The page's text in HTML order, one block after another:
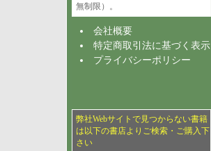
無制限）。
会社概要
特定商取引法に基づく表示
プライバシーポリシー
弊社Webサイトで見つからない書籍
は以下の書店よりご検索・ご購入下
さい